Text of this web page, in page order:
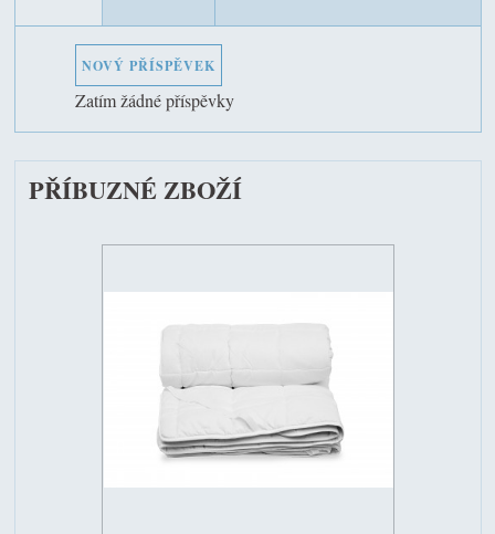
NOVÝ PŘÍSPĚVEK
Zatím žádné příspěvky
PŘÍBUZNÉ ZBOŽÍ